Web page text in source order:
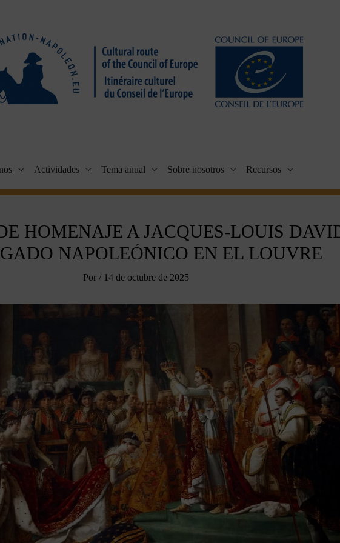
Actividades Tema anual Sobre nosotros Recursos
HOMENAJE A JACQUES-LOUIS
NAPOLEÓNICO EN EL LOUVRE
Por / 14 de octubre de 2025